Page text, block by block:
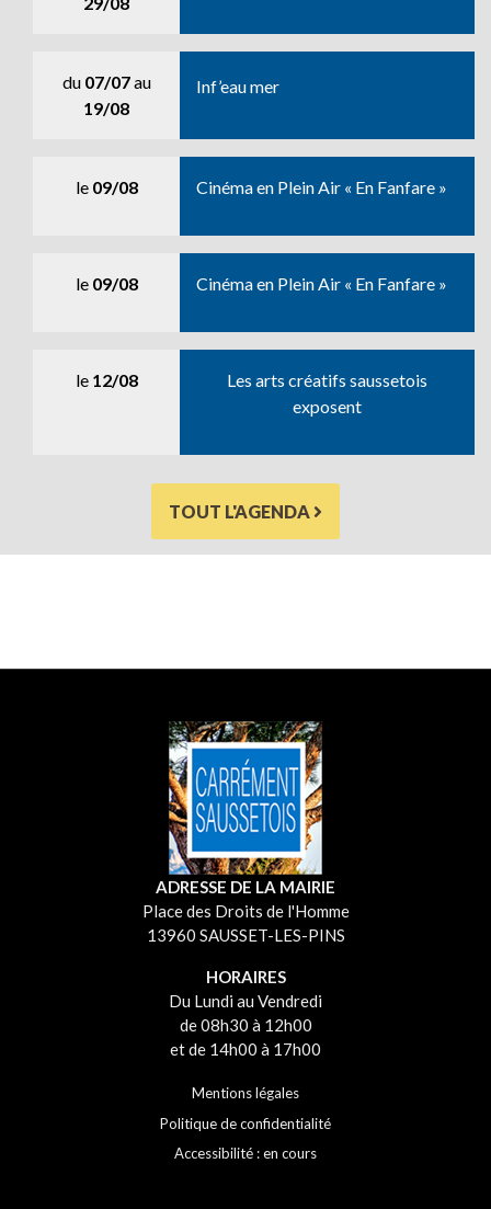
du 07/07au
19/08
Inf’eau mer
le 09/08 Cinéma en Plein Air « En Fanfare »
le 09/08 Cinéma en Plein Air « En Fanfare »
le 12/08
Les arts créatifs saussetois
exposent
TOUT L'AGENDA
ADRESSE DE LA MAIRIE
Place des Droits de l'Homme
13960 SAUSSET-LES-PINS
HORAIRES
Du Lundi au Vendredi
de 08h30 à 12h00
et de 14h00 à 17h00
Mentions légales
Politique de confidentialité
Accessibilité : en cours